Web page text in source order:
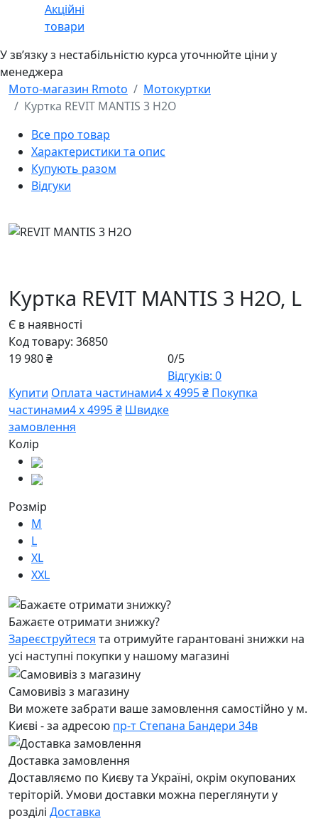
Акційні
товари
У звʼязку з нестабільністю курса уточнюйте ціни у
менеджера
Мото-магазин Rmoto
Мотокуртки
Куртка REVIT MANTIS 3 H2O
Все про товар
Характеристики та опис
Купують разом
Відгуки
Куртка REVIT MANTIS 3 H2O, L
Є в наявності
Код товару: 36850
19 980 ₴
0/5
Відгуків: 0
Купити Оплата частинами4 х 4995 ₴ Покупка
частинами4 х 4995 ₴ Швидке
замовлення
Колір
Розмір
M
L
XL
XXL
Бажаєте отримати знижку?
Зареєструйтеся та отримуйте гарантовані знижки на
усі наступні покупки у нашому магазині
Самовивіз з магазину
Ви можете забрати ваше замовлення самостійно у м.
Києві - за адресою пр-т Степана Бандери 34в
Доставка замовлення
Доставляємо по Києву та Україні, окрім окупованих
теріторій. Умови доставки можна переглянути у
розділі Доставка